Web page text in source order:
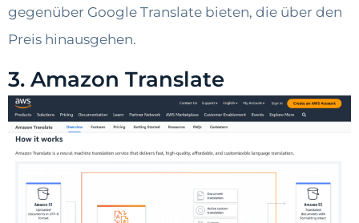
gegenüber Google Translate bieten, die über den
Preis hinausgehen.
3. Amazon Translate